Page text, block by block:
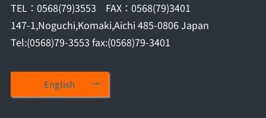
TEL：0568(79)3553 FAX：0568(79)3401
147-1,Noguchi,Komaki,Aichi 485-0806 Japan
Tel:(0568)79-3553 fax:(0568)79-3401
English